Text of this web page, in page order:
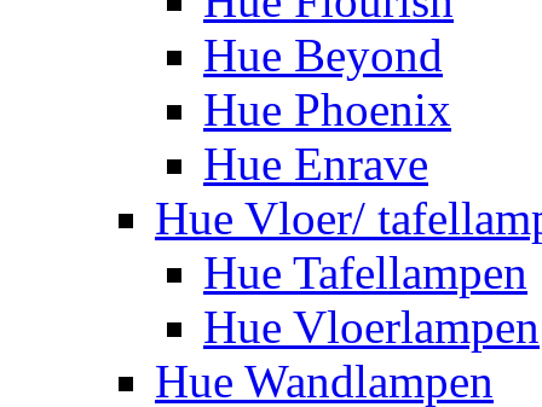
Hue Beyond
Hue Phoenix
Hue Enrave
Hue Vloer/
Hue Tafellampen
Hue Vloerlampen
Hue Wandlampen